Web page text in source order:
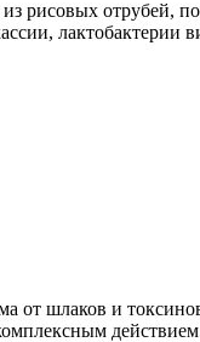
рисовых отрубей,
шлаков и